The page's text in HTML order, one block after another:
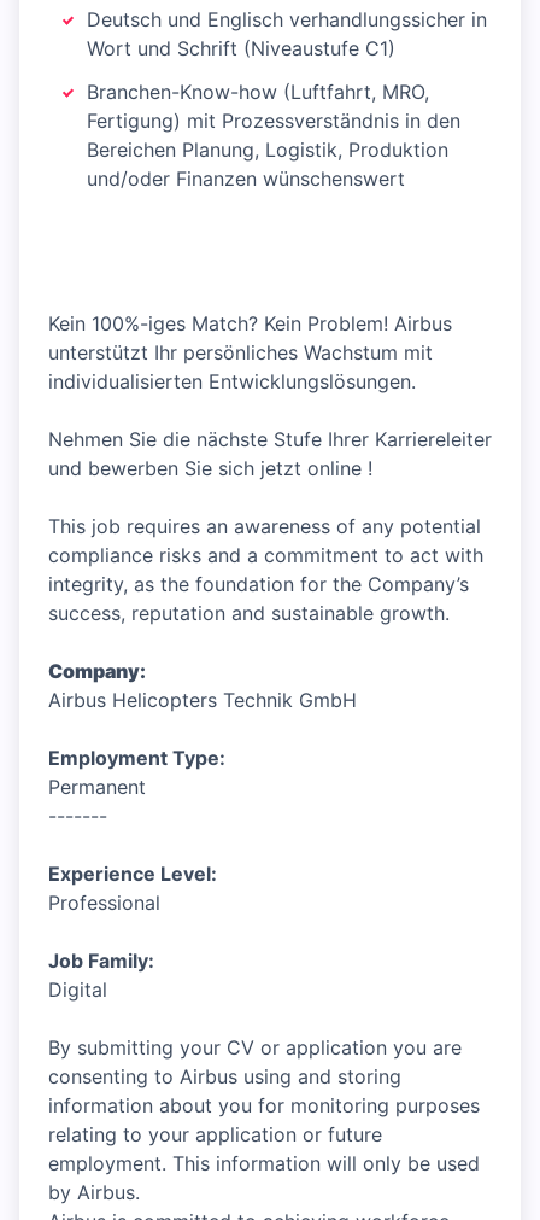
Deutsch und Englisch verhandlungssicher in
Wort und Schrift (Niveaustufe C1)
Branchen-Know-how (Luftfahrt, MRO,
Fertigung) mit Prozessverständnis in den
Bereichen Planung, Logistik, Produktion
und/oder Finanzen wünschenswert
Kein 100%-iges Match? Kein Problem! Airbus
unterstützt Ihr persönliches Wachstum mit
individualisierten Entwicklungslösungen.
Nehmen Sie die nächste Stufe Ihrer Karriereleiter
und bewerben Sie sich jetzt online !
This job requires an awareness of any potential
compliance risks and a commitment to act with
integrity, as the foundation for the Company’s
success, reputation and sustainable growth.
Company:
Airbus Helicopters Technik GmbH
Employment Type:
Permanent
-------
Experience Level:
Professional
Job Family:
Digital
By submitting your CV or application you are
consenting to Airbus using and storing
information about you for monitoring purposes
relating to your application or future
employment. This information will only be used
by Airbus.